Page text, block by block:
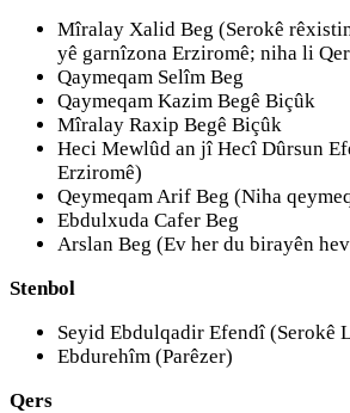
Mîralay Xalid Beg (Serokê
yê garnîzona Erziromê; niha li
Qaymeqam Selîm Beg
Qaymeqam Kazim Begê Biçûk
Mîralay Raxip Begê Biçûk
Heci Mewlûd an jî Hecî Dûrsun
Erziromê)
Qeymeqam Arif Beg (Niha
Ebdulxuda Cafer Beg
Arslan Beg (Ev her du birayên
Stenbol
Seyid Ebdulqadir Efendî (Serokê
Ebdurehîm (Parêzer)
Qers